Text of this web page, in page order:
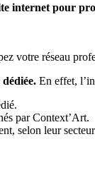
internet pour
votre réseau
En effet,
par Context’Art.
selon leur